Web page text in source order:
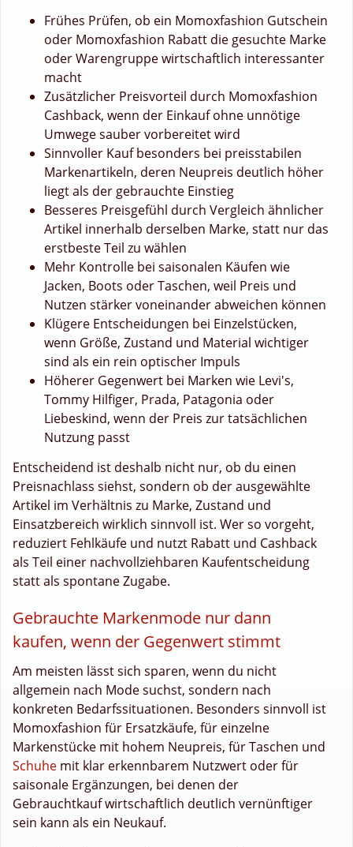
Frühes Prüfen, ob ein Momoxfashion Gutschein
oder Momoxfashion Rabatt die gesuchte Marke
oder Warengruppe wirtschaftlich interessanter
macht
Zusätzlicher Preisvorteil durch Momoxfashion
Cashback, wenn der Einkauf ohne unnötige
Umwege sauber vorbereitet wird
Sinnvoller Kauf besonders bei preisstabilen
Markenartikeln, deren Neupreis deutlich höher
liegt als der gebrauchte Einstieg
Besseres Preisgefühl durch Vergleich ähnlicher
Artikel innerhalb derselben Marke, statt nur das
erstbeste Teil zu wählen
Mehr Kontrolle bei saisonalen Käufen wie
Jacken, Boots oder Taschen, weil Preis und
Nutzen stärker voneinander abweichen können
Klügere Entscheidungen bei Einzelstücken,
wenn Größe, Zustand und Material wichtiger
sind als ein rein optischer Impuls
Höherer Gegenwert bei Marken wie Levi's,
Tommy Hilfiger, Prada, Patagonia oder
Liebeskind, wenn der Preis zur tatsächlichen
Nutzung passt
Entscheidend ist deshalb nicht nur, ob du einen
Preisnachlass siehst, sondern ob der ausgewählte
Artikel im Verhältnis zu Marke, Zustand und
Einsatzbereich wirklich sinnvoll ist. Wer so vorgeht,
reduziert Fehlkäufe und nutzt Rabatt und Cashback
als Teil einer nachvollziehbaren Kaufentscheidung
statt als spontane Zugabe.
Gebrauchte Markenmode nur dann
kaufen, wenn der Gegenwert stimmt
Am meisten lässt sich sparen, wenn du nicht
allgemein nach Mode suchst, sondern nach
konkreten Bedarfssituationen. Besonders sinnvoll ist
Momoxfashion für Ersatzkäufe, für einzelne
Markenstücke mit hohem Neupreis, für Taschen und
Schuhe mit klar erkennbarem Nutzwert oder für
saisonale Ergänzungen, bei denen der
Gebrauchtkauf wirtschaftlich deutlich vernünftiger
sein kann als ein Neukauf.